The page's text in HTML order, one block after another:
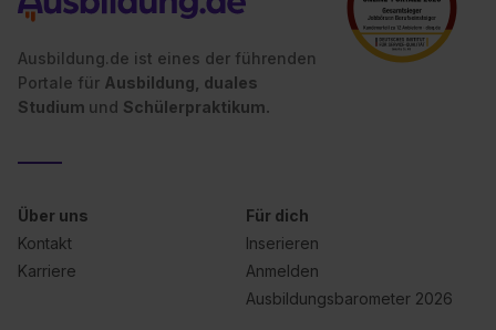
Ausbildung.de ist eines der führenden
Portale für Ausbildung, duales
Studium und Schülerpraktikum.
Über uns
Kontakt
Karriere
Für dich
Inserieren
Anmelden
Ausbildungsbarometer 2026